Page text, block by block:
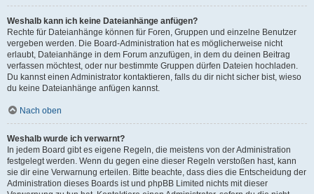
Weshalb kann ich keine Dateianhänge anfügen?
Rechte für Dateianhänge können für Foren, Gruppen und einzelne Benutzer
vergeben werden. Die Board-Administration hat es möglicherweise nicht
erlaubt, Dateianhänge in dem Forum anzufügen, in dem du deinen Beitrag
verfassen möchtest, oder nur bestimmte Gruppen dürfen Dateien hochladen.
Du kannst einen Administrator kontaktieren, falls du dir nicht sicher bist, wieso
du keine Dateianhänge anfügen kannst.
Nach oben
Weshalb wurde ich verwarnt?
In jedem Board gibt es eigene Regeln, die meistens von der Administration
festgelegt werden. Wenn du gegen eine dieser Regeln verstoßen hast, kann
sie dir eine Verwarnung erteilen. Bitte beachte, dass dies die Entscheidung der
Administration dieses Boards ist und phpBB Limited nichts mit dieser